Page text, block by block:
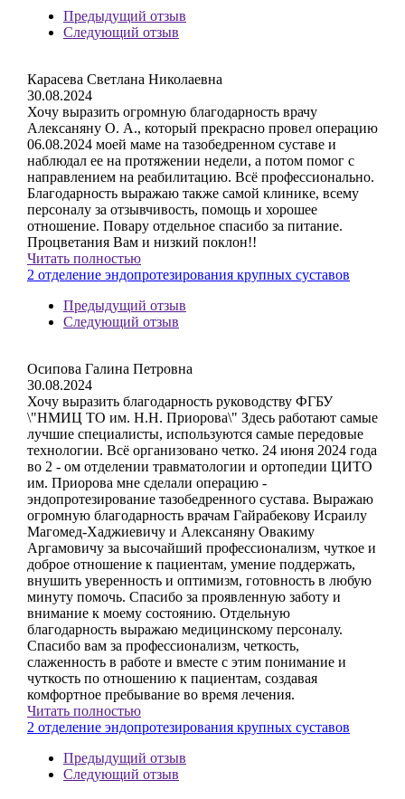
Предыдущий отзыв
Следующий отзыв
Карасева Светлана Николаевна
30.08.2024
Хочу выразить огромную благодарность врачу
Алексаняну О. А., который прекрасно провел операцию
06.08.2024 моей маме на тазобедренном суставе и
наблюдал ее на протяжении недели, а потом помог с
направлением на реабилитацию. Всё профессионально.
Благодарность выражаю также самой клинике, всему
персоналу за отзывчивость, помощь и хорошее
отношение. Повару отдельное спасибо за питание.
Процветания Вам и низкий поклон!!
Читать полностью
2 отделение эндопротезирования крупных суставов
Предыдущий отзыв
Следующий отзыв
Осипова Галина Петровна
30.08.2024
Хочу выразить благодарность руководству ФГБУ
\"НМИЦ ТО им. Н.Н. Приорова\" Здесь работают самые
лучшие специалисты, используются самые передовые
технологии. Всё организовано четко. 24 июня 2024 года
во 2 - ом отделении травматологии и ортопедии ЦИТО
им. Приорова мне сделали операцию -
эндопротезирование тазобедренного сустава. Выражаю
огромную благодарность врачам Гайрабекову Исраилу
Магомед-Хаджиевичу и Алексаняну Овакиму
Аргамовичу за высочайший профессионализм, чуткое и
доброе отношение к пациентам, умение поддержать,
внушить уверенность и оптимизм, готовность в любую
минуту помочь. Спасибо за проявленную заботу и
внимание к моему состоянию. Отдельную
благодарность выражаю медицинскому персоналу.
Спасибо вам за профессионализм, четкость,
слаженность в работе и вместе с этим понимание и
чуткость по отношению к пациентам, создавая
комфортное пребывание во время лечения.
Читать полностью
2 отделение эндопротезирования крупных суставов
Предыдущий отзыв
Следующий отзыв